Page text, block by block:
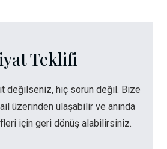
Teklifi
değilseniz, hiç sorun değil. Bize
üzerinden ulaşabilir ve anında
için geri dönüş alabilirsiniz.